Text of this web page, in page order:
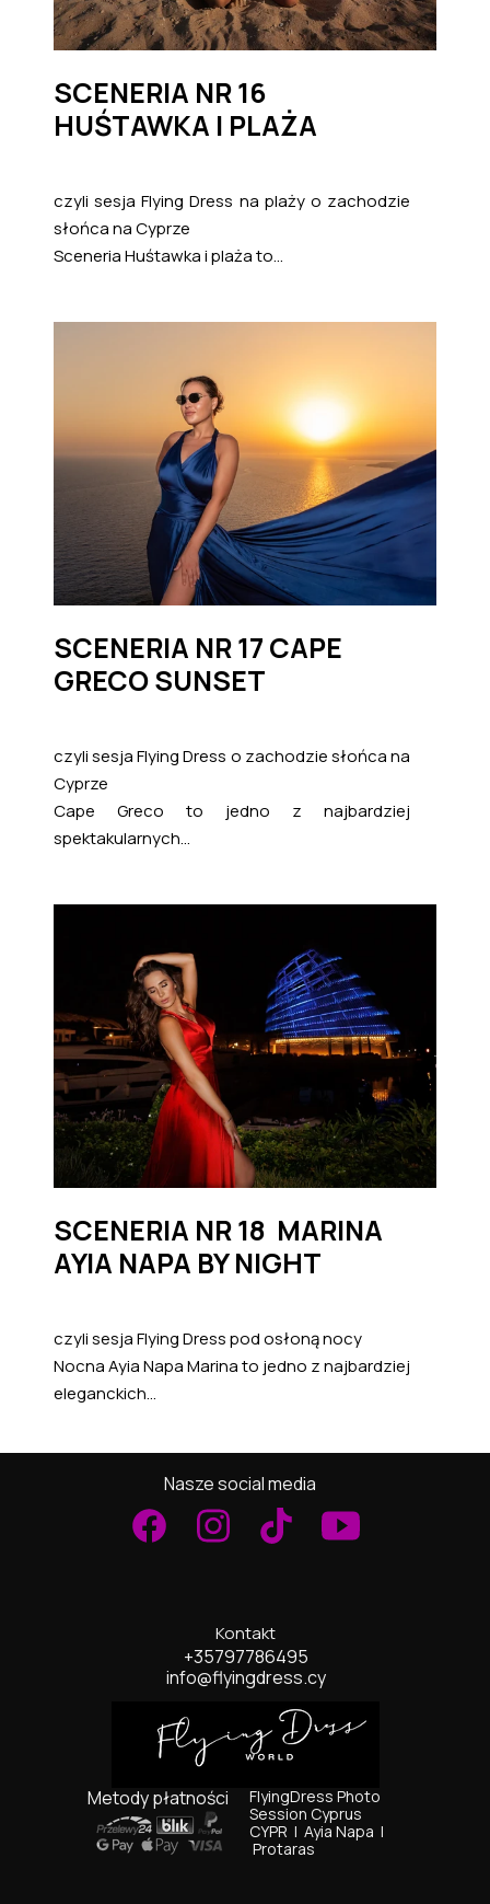
SCENERIA NR 16
HUŚTAWKA I PLAŻA
czyli sesja Flying Dress na plaży o zachodzie
słońca na Cyprze
Sceneria Huśtawka i plaża to...
SCENERIA NR 17 CAPE
GRECO SUNSET
czyli sesja Flying Dress o zachodzie słońca na
Cyprze
Cape Greco to jedno z najbardziej
spektakularnych...
SCENERIA NR 18 MARINA
AYIA NAPA BY NIGHT
czyli sesja Flying Dress pod osłoną nocy
Nocna Ayia Napa Marina to jedno z najbardziej
eleganckich...
FlyingDress Photo
Session Cyprus
CYPR I Ayia Napa I
Protaras
Nasze social media
Kontakt
+35797786495
info@flyingdress.cy
Metody płatności